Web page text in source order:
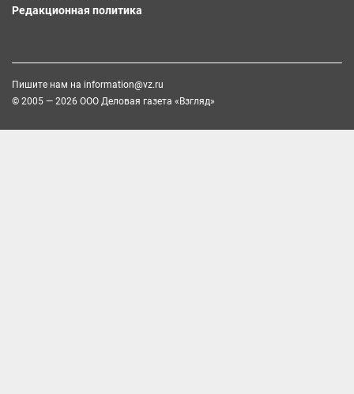
Редакционная политика
Пишите нам на information@vz.ru
© 2005 — 2026 ООО Деловая газета «Взгляд»